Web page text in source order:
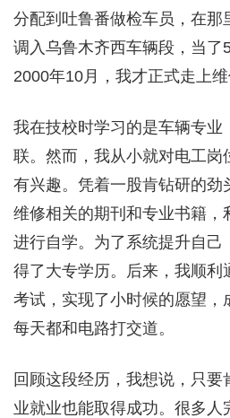
分配到吐鲁番做检车员，在那
调入乌鲁木齐西车辆段，当了
2000年10月，我才正式走上维
我在技校时学习的是车辆专业
联。然而，我从小就对电工岗
有兴趣。凭着一股肯钻研的劲
维修相关的期刊和专业书籍，
进行自学。为了系统提升自己
得了大专学历。后来，我顺利
考试，实现了小时候的愿望，
每天都和电路打交道。
回顾这段经历，我想说，只
业就业也能取得成功。很多人